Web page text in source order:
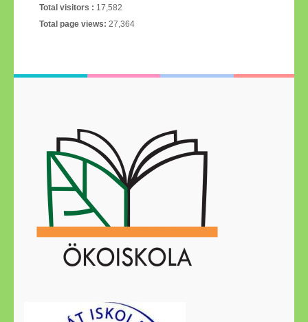
Total visitors : 17,582
Total page views: 27,364